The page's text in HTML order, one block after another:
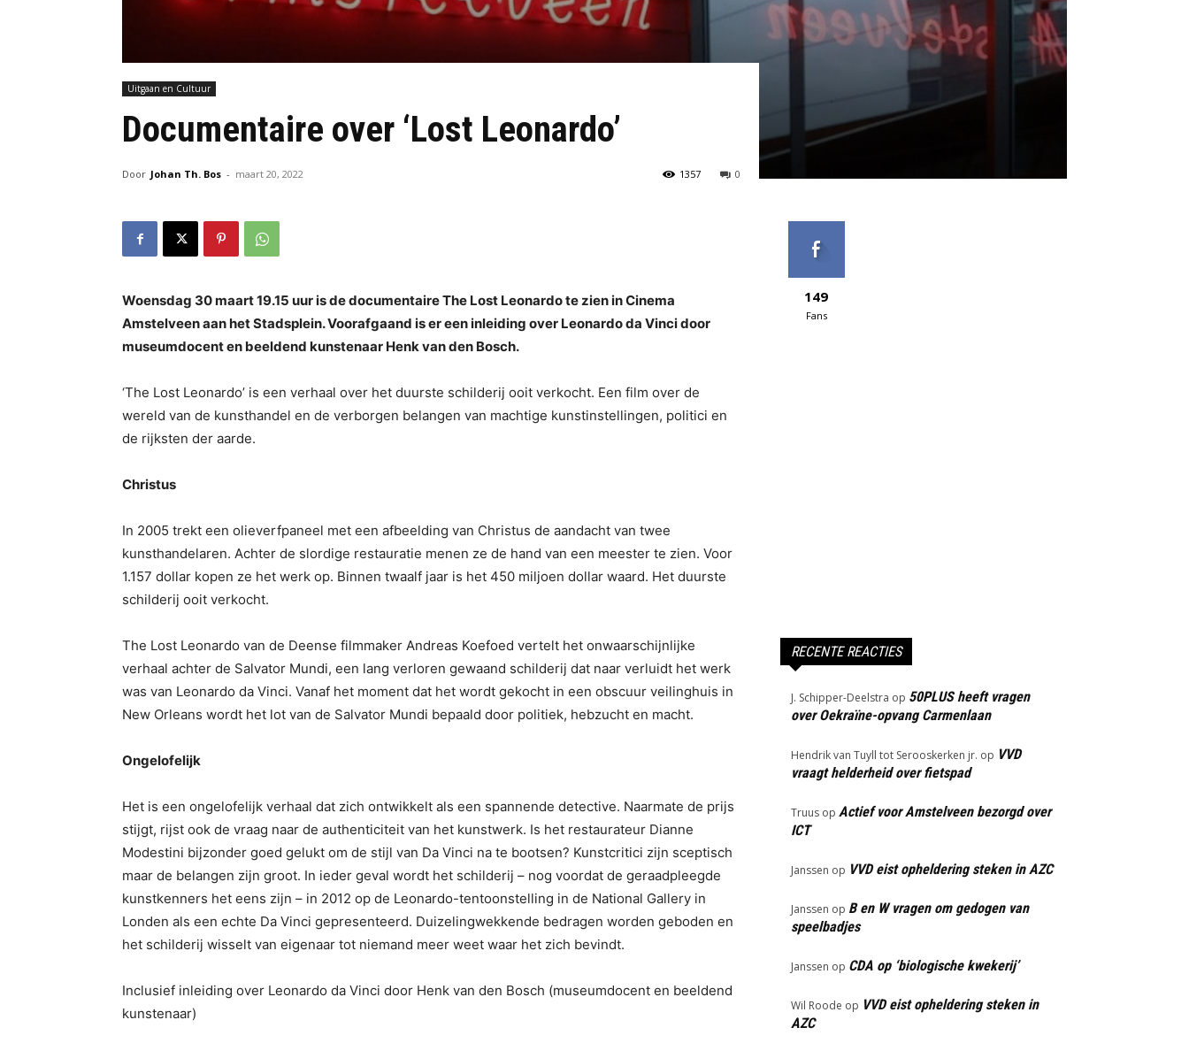
Uitgaan en Cultuur
Documentaire over ‘Lost Leonardo’
Door Johan Th. Bos - maart 20, 2022 0
1357
Woensdag 30 maart 19.15 uur is de documentaire The Lost Leonardo te zien in Cinema
Amstelveen aan het Stadsplein. Voorafgaand is er een inleiding over Leonardo da Vinci door
museumdocent en beeldend kunstenaar Henk van den Bosch.
‘The Lost Leonardo’ is een verhaal over het duurste schilderij ooit verkocht. Een film over de
wereld van de kunsthandel en de verborgen belangen van machtige kunstinstellingen, politici en
de rijksten der aarde.
Christus
In 2005 trekt een olieverfpaneel met een afbeelding van Christus de aandacht van twee
kunsthandelaren. Achter de slordige restauratie menen ze de hand van een meester te zien. Voor
1.157 dollar kopen ze het werk op. Binnen twaalf jaar is het 450 miljoen dollar waard. Het duurste
schilderij ooit verkocht.
The Lost Leonardo van de Deense filmmaker Andreas Koefoed vertelt het onwaarschijnlijke
verhaal achter de Salvator Mundi, een lang verloren gewaand schilderij dat naar verluidt het werk
was van Leonardo da Vinci. Vanaf het moment dat het wordt gekocht in een obscuur veilinghuis in
New Orleans wordt het lot van de Salvator Mundi bepaald door politiek, hebzucht en macht.
Ongelofelijk
Het is een ongelofelijk verhaal dat zich ontwikkelt als een spannende detective. Naarmate de prijs
stijgt, rijst ook de vraag naar de authenticiteit van het kunstwerk. Is het restaurateur Dianne
Modestini bijzonder goed gelukt om de stijl van Da Vinci na te bootsen? Kunstcritici zijn sceptisch
maar de belangen zijn groot. In ieder geval wordt het schilderij – nog voordat de geraadpleegde
kunstkenners het eens zijn – in 2012 op de Leonardo-tentoonstelling in de National Gallery in
Londen als een echte Da Vinci gepresenteerd. Duizelingwekkende bedragen worden geboden en
het schilderij wisselt van eigenaar tot niemand meer weet waar het zich bevindt.
Inclusief inleiding over Leonardo da Vinci door Henk van den Bosch (museumdocent en beeldend
kunstenaar)
149
Fans
RECENTE REACTIES
J. Schipper-Deelstra op 50PLUS heeft vragen
over Oekraïne-opvang Carmenlaan
Hendrik van Tuyll tot Serooskerken jr. op VVD
vraagt helderheid over fietspad
Truus op Actief voor Amstelveen bezorgd over
ICT
Janssen op VVD eist opheldering steken in AZC
Janssen op B en W vragen om gedogen van
speelbadjes
Janssen op CDA op ‘biologische kwekerij’
Wil Roode op VVD eist opheldering steken in
AZC